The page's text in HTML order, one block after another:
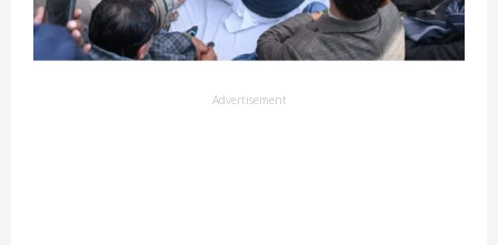
Advertisement